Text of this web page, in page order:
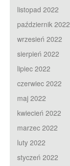
listopad 2022
październik 2022
wrzesień 2022
sierpień 2022
lipiec 2022
czerwiec 2022
maj 2022
kwiecień 2022
marzec 2022
luty 2022
styczeń 2022